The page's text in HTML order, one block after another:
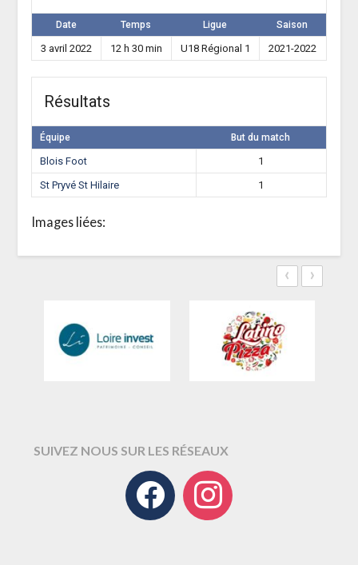
Date Temps Ligue Saison
3 avril 2022 12 h 30 min U18 Régional 1 2021-2022
Résultats
Équipe But du match
Blois Foot
1
St Pryvé St Hilaire
1
Images liées:
‹ ›
SUIVEZ NOUS SUR LES RÉSEAUX